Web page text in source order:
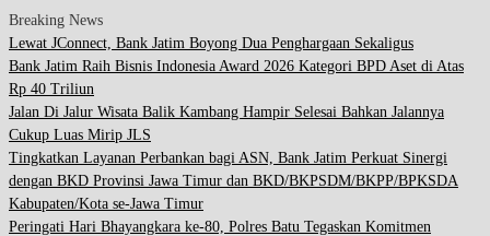
Breaking News
Lewat JConnect, Bank Jatim Boyong Dua Penghargaan Sekaligus
Bank Jatim Raih Bisnis Indonesia Award 2026 Kategori BPD Aset di Atas
Rp 40 Triliun
Jalan Di Jalur Wisata Balik Kambang Hampir Selesai Bahkan Jalannya
Cukup Luas Mirip JLS
Tingkatkan Layanan Perbankan bagi ASN, Bank Jatim Perkuat Sinergi
dengan BKD Provinsi Jawa Timur dan BKD/BKPSDM/BKPP/BPKSDA
Kabupaten/Kota se-Jawa Timur
Peringati Hari Bhayangkara ke-80, Polres Batu Tegaskan Komitmen